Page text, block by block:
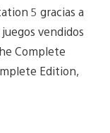
5 gracias a
vendidos
Complete
Edition,